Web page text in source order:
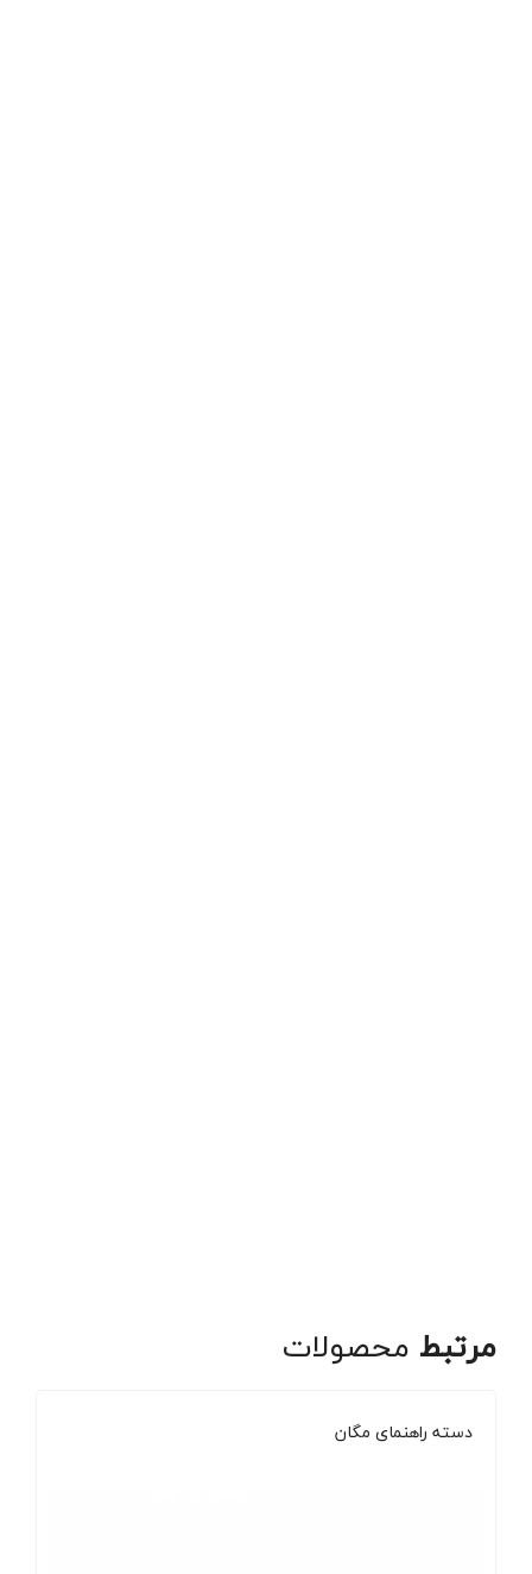
مرتبط محصولات
دسته راهنمای مگان